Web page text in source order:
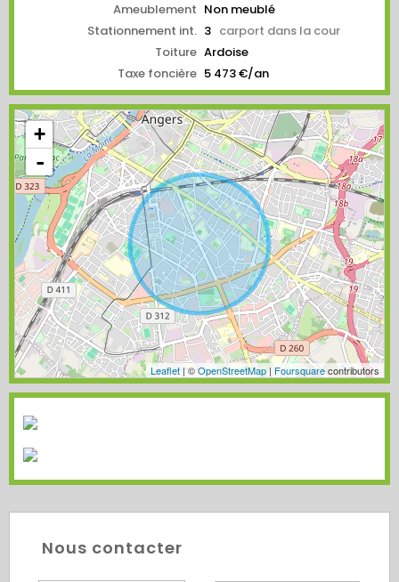
Ameublement Non meublé
Stationnement int. 3 carport dans la cour
Toiture Ardoise
Taxe foncière 5 473 €/an
+
-
Leaflet | ©OpenStreetMap|Foursquarecontributors
Nous contacter